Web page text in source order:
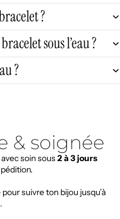
?
sous l’eau ?
?
& soignée
soin sous2 à 3 jours
suivre ton bijou jusqu’à